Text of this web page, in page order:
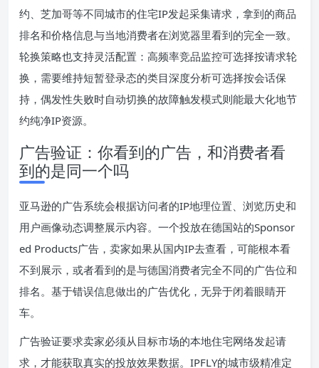
约、芝加哥等不同城市的住宅IP发起采集请求，拿到的商品
排名和价格信息与当地消费者在浏览器里看到的完全一致。
轮换策略也支持灵活配置：高频率竞品监控可选择按请求轮
换，需要维持短暂登录态的类目深度分析可选择按会话保
持，偶发性失败时自动切换的故障触发模式则能最大化地节
约纯净IP资源。
广告验证：你看到的广告，和消费者看
到的是同一个吗
亚马逊的广告系统会根据访问者的IP地理位置、浏览历史和
用户画像动态调整展示内容。一个投放在德国站的Sponsor
ed Products广告，卖家如果从国内IP去查看，可能根本看
不到展示，或者看到的是与德国消费者完全不同的广告位和
排名。基于错误信息做出的广告优化，无异于闭着眼睛开
车。
广告验证要求卖家必须从目标市场的本地住宅网络发起请
求，才能获取真实的投放效果数据。IPFLY的城市级精准定